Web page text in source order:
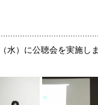
）に公聴会を実施しま